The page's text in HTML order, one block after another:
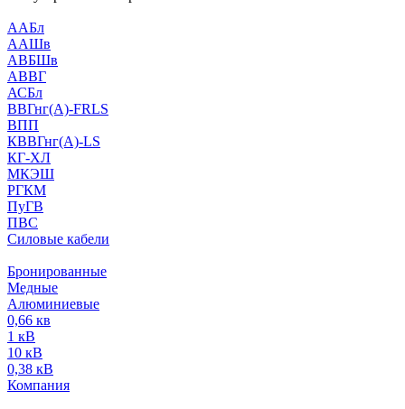
ААБл
ААШв
АВБШв
АВВГ
АСБл
ВВГнг(А)-FRLS
ВПП
КВВГнг(А)-LS
КГ-ХЛ
МКЭШ
РГКМ
ПуГВ
ПВС
Силовые кабели
Бронированные
Медные
Алюминиевые
0,66 кв
1 кВ
10 кВ
0,38 кВ
Компания